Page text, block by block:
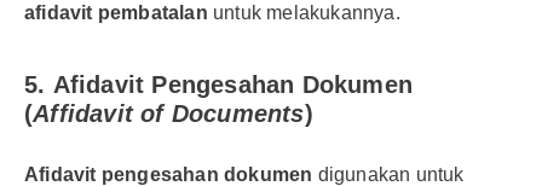
afidavit pembatalan untuk melakukannya.
5. Afidavit Pengesahan Dokumen
(Affidavit of Documents)
Afidavit pengesahan dokumen digunakan untuk